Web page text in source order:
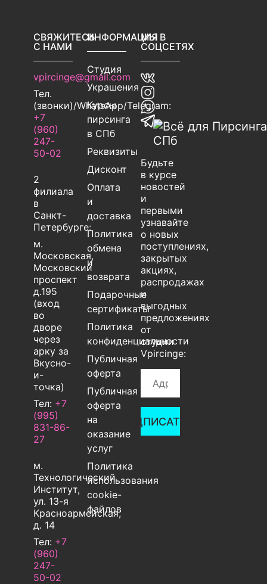
СВЯЖИТЕСЬ
С НАМИ
vpircinge@gmail.com
Тел.
(звонки)/WhatsApp/Telegram:
+7
(960)
247-
50-02
2
филиала
в
Санкт-
Петербурге:
м.
Московская,
Московский
проспект
д.195
(вход
во
дворе
через
арку за
Вкусно-
и-
точка)
Тел: +7
(995)
831-86-
27‬
м.
Технологический
Институт,
ул. 13-я
Красноармейская,
д. 14
Тел: +7
(960)
247-
50-02
ИНФОРМАЦИЯ
Студия
Украшения
Курсы
пирсинга
в СПб
Реквизиты
Дисконт
Оплата
и
доставка
Политика
обмена
и
возврата
Подарочные
сертификаты
Политика
конфиденциальности
Публичная
оферта
Публичная
оферта
на
оказание
услуг
Политика
использования
cookie-
файлов
МЫ В
СОЦСЕТЯХ
Будьте
в курсе
новостей
и
первыми
узнавайте
о новых
поступлениях,
закрытых
акциях,
распродажах
и
выгодных
предложениях
от
студии
Vpircinge:
ПОДПИСАТЬСЯ